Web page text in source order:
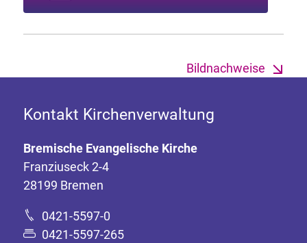
Bildnachweise
Kontakt Kirchenverwaltung
Bremische Evangelische Kirche
Franziuseck 2-4
28199 Bremen
0421-5597-0
0421-5597-265